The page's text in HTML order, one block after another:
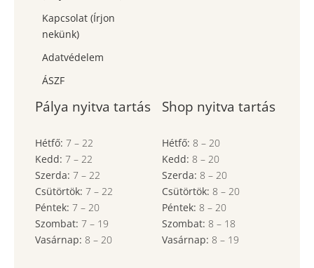
Kapcsolat (Írjon
nekünk)
Adatvédelem
ÁSZF
Pálya nyitva tartás
Hétfő: 7 – 22
Kedd: 7 – 22
Szerda: 7 – 22
Csütörtök: 7 – 22
Péntek: 7 – 20
Szombat: 7 – 19
Vasárnap: 8 – 20
Shop nyitva tartás
Hétfő: 8 – 20
Kedd: 8 – 20
Szerda: 8 – 20
Csütörtök: 8 – 20
Péntek: 8 – 20
Szombat: 8 – 18
Vasárnap: 8 – 19